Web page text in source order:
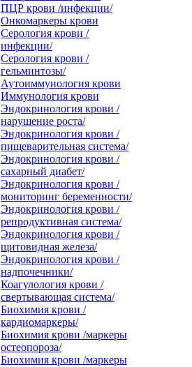
ПЦР крови /инфекции/
Онкомаркеры крови
Серология крови /
инфекции/
Серология крови /
гельминтозы/
Аутоиммунология крови
Иммунология крови
Эндокринология крови /
нарушение роста/
Эндокринология крови /
пищеварительная система/
Эндокринология крови /
сахарный диабет/
Эндокринология крови /
мониторинг беременности/
Эндокринология крови /
репродуктивная система/
Эндокринология крови /
щитовидная железа/
Эндокринология крови /
надпочечники/
Коагулология крови /
свертывающая система/
Биохимия крови /
кардиомаркеры/
Биохимия крови /маркеры
остеопороза/
Биохимия крови /маркеры